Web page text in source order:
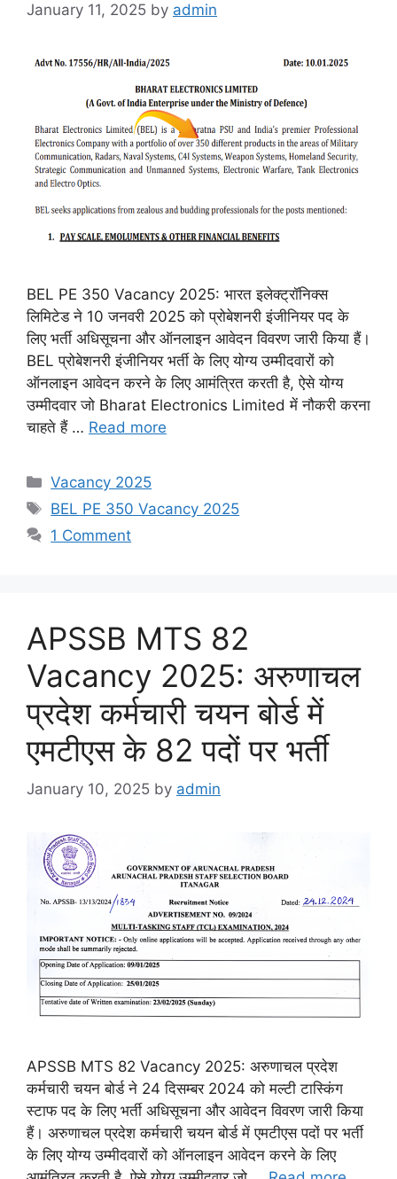
January 11, 2025 by admin
BEL PE 350 Vacancy 2025: भारत इलेक्ट्रॉनिक्स
लिमिटेड ने 10 जनवरी 2025 को प्रोबेशनरी इंजीनियर पद के
लिए भर्ती अधिसूचना और ऑनलाइन आवेदन विवरण जारी किया हैं।
BEL प्रोबेशनरी इंजीनियर भर्ती के लिए योग्य उम्मीदवारों को
ऑनलाइन आवेदन करने के लिए आमंत्रित करती है, ऐसे योग्य
उम्मीदवार जो Bharat Electronics Limited में नौकरी करना
चाहते हैं … Read more
Categories
Vacancy 2025
Tags
BEL PE 350 Vacancy 2025
1 Comment
APSSB MTS 82
Vacancy 2025: अरुणाचल
प्रदेश कर्मचारी चयन बोर्ड में
एमटीएस के 82 पदों पर भर्ती
January 10, 2025 by admin
APSSB MTS 82 Vacancy 2025: अरुणाचल प्रदेश
कर्मचारी चयन बोर्ड ने 24 दिसम्बर 2024 को मल्टी टास्किंग
स्टाफ पद के लिए भर्ती अधिसूचना और आवेदन विवरण जारी किया
हैं। अरुणाचल प्रदेश कर्मचारी चयन बोर्ड में एमटीएस पदों पर भर्ती
के लिए योग्य उम्मीदवारों को ऑनलाइन आवेदन करने के लिए